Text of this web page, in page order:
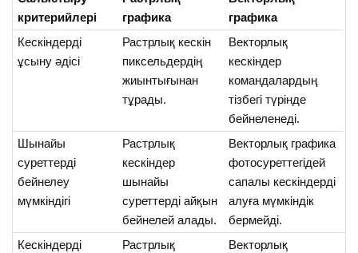
критерийлері
графика
графика
Кескіндерді
ұсыну әдісі
Растрлық кескін
пиксельдердің
жиынтығынан
тұрады.
Векторлық
кескіндер
командалардың
тізбегі түрінде
бейнеленеді.
Шынайы
суреттерді
бейнелеу
мүмкіндігі
Растрлық
кескіндер
шынайы
суреттерді айқын
бейнелей алады.
Векторлық графика
фотосуреттегідей
сапалы кескіндерді
алуға мүмкіндік
бермейді.
Кескіндерді
Растрлық
Векторлық